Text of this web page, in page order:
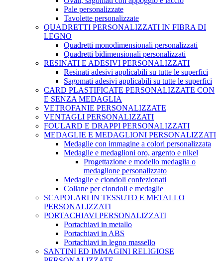
Pale personalizzate
Tavolette personalizzate
QUADRETTI PERSONALIZZATI IN FIBRA DI
LEGNO
Quadretti monodimensionali personalizzati
Quadretti bidimensionali personalizzati
RESINATI E ADESIVI PERSONALIZZATI
Resinati adesivi applicabili su tutte le superfici
Sagomati adesivi applicabili su tutte le superfici
CARD PLASTIFICATE PERSONALIZZATE CON
E SENZA MEDAGLIA
VETROFANIE PERSONALIZZATE
VENTAGLI PERSONALIZZATI
FOULARD E DRAPPI PERSONALIZZATI
MEDAGLIE E MEDAGLIONI PERSONALIZZATI
Medaglie con immagine a colori personalizzata
Medaglie e medaglioni oro, argento e nikel
Progettazione e modello medaglia o
medaglione personalizzato
Medaglie e ciondoli confezionati
Collane per ciondoli e medaglie
SCAPOLARI IN TESSUTO E METALLO
PERSONALIZZATI
PORTACHIAVI PERSONALIZZATI
Portachiavi in metallo
Portachiavi in ABS
Portachiavi in legno massello
SANTINI ED IMMAGINI RELIGIOSE